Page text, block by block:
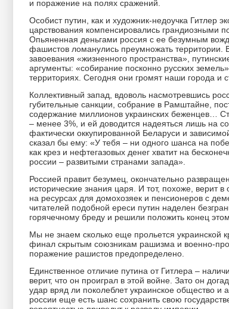
и поражение на полях сражений.
Особист путин, как и художник-недоучка Гитлер
царствования компенсировались грандиозными
Опьяненная деньгами россия с ее безумным
фашистов ломанулись преумножать территории.
завоевания «жизненного пространства»,
аргументы: «собирание посконно русских
территориях. Сегодня они громят наши города и
Коллективный запад, вдоволь насмотревшись
губительные санкции, собрание в Рамштайне,
содержание миллионов украинских беженцев…
– менее 3%, и ей доводится надеяться лишь на
фактически оккупированной Беларуси и
сказал бы ему: «У тебя – ни одного шанса на
как крез и нефтегазовых денег хватит на
россии – развитыми странами запада».
Россией правит безумец, окончательно
исторические знания царя. И тот, похоже, верит
на ресурсах для домохозяек и пенсионеров с
читателей подобной ереси путин наделен
горячечному бреду и решили положить конец
Мы не знаем сколько еще прольется украинской
финал скрытым союзникам рашизма и военно-
поражение рашистов предопределено.
Единственное отличие путина от Гитлера –
верит, что он проиграл в этой войне. Зато он
удар вряд ли поколеблет украинское общество
россии еще есть шанс сохранить свою